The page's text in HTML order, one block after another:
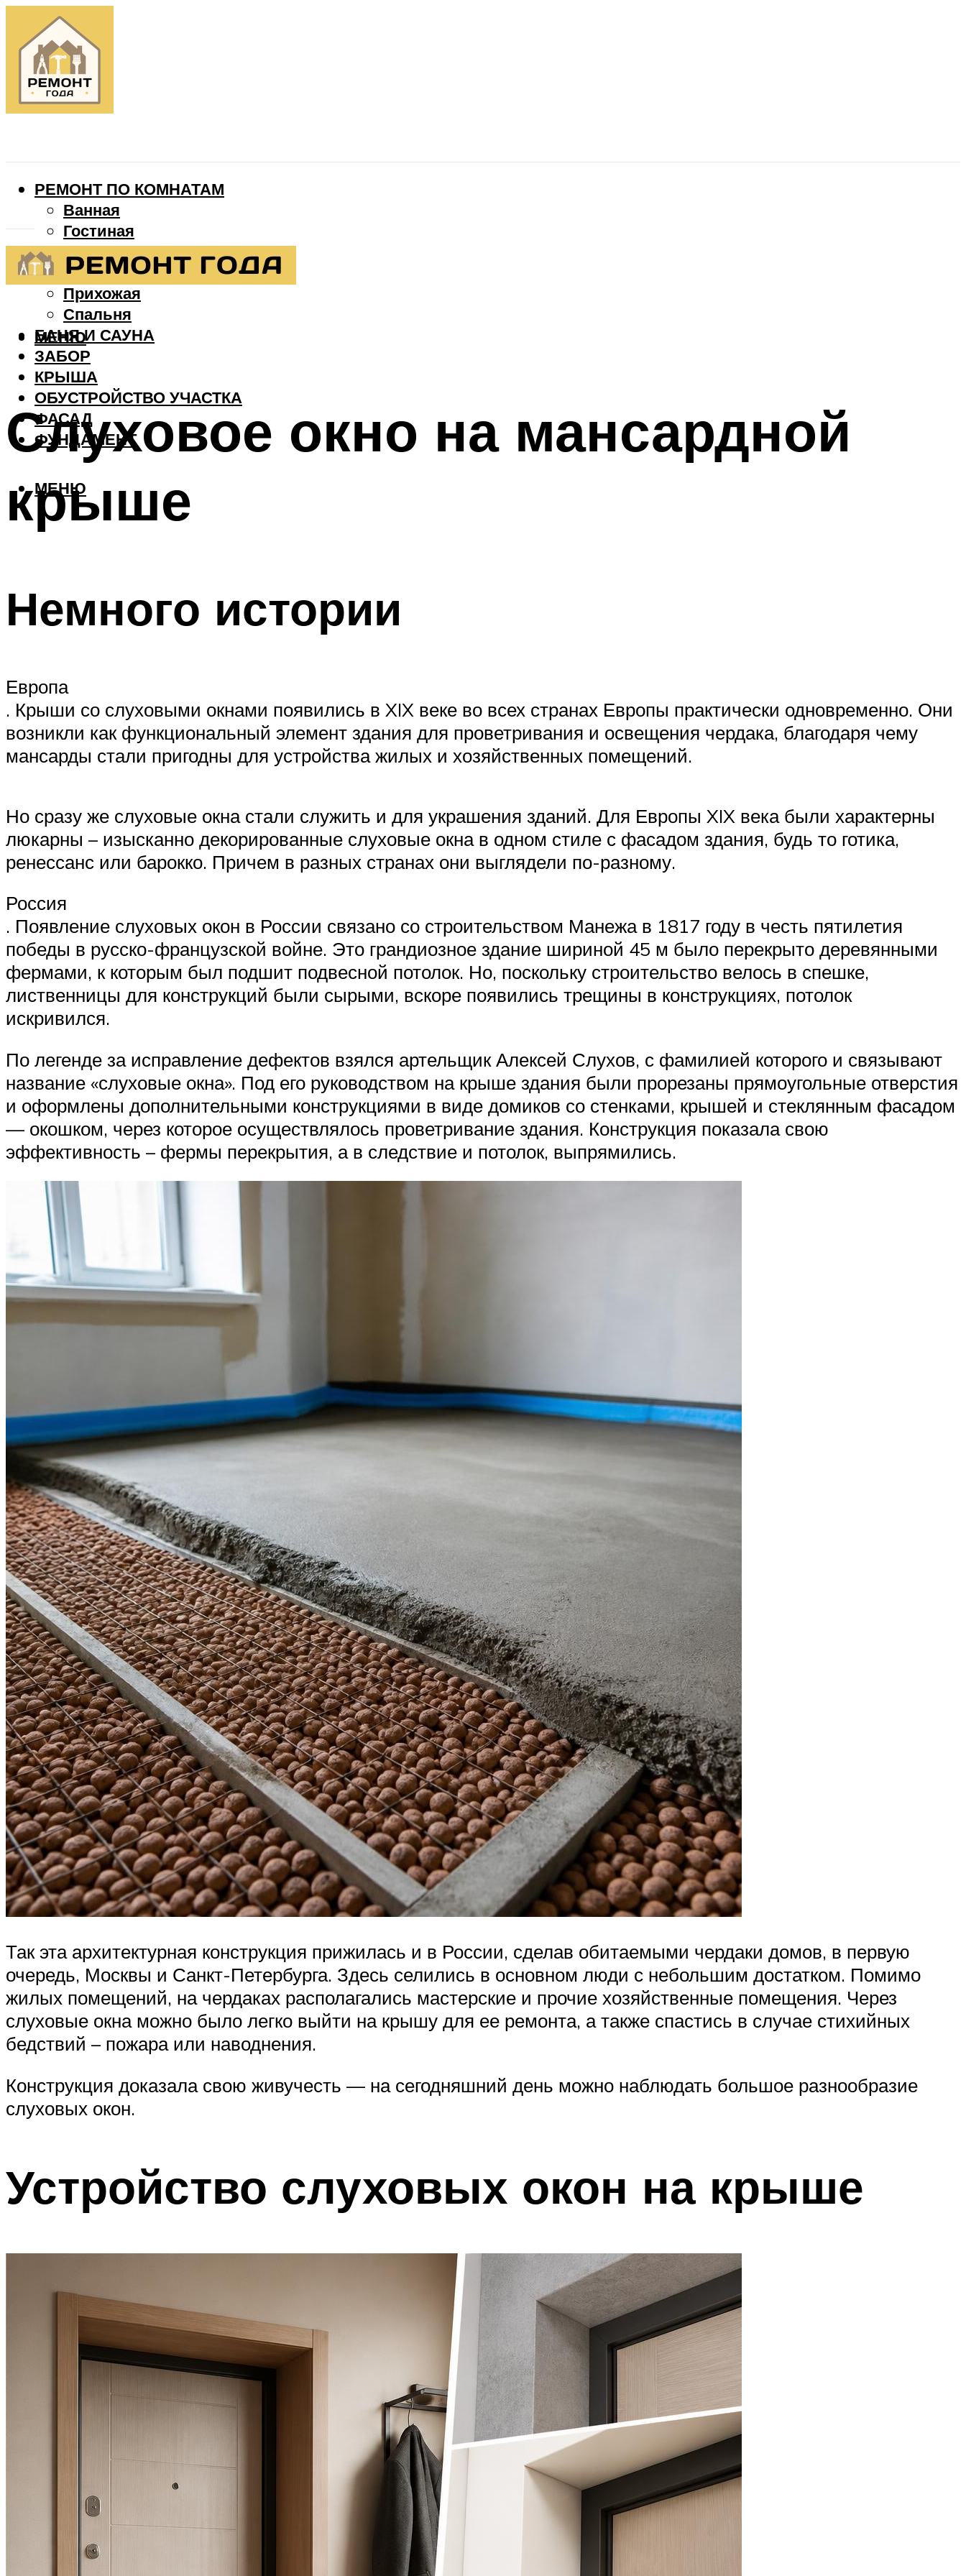
РЕМОНТ ПО КОМНАТАМ
Ванная
Гостиная
Детская
Кухня
Прихожая
Спальня
БАНЯ И САУНА
ЗАБОР
КРЫША
ОБУСТРОЙСТВО УЧАСТКА
ФАСАД
ФУНДАМЕНТ
МЕНЮ
МЕНЮ
Слуховое окно на мансардной
крыше
Немного истории
Европа
. Крыши со слуховыми окнами появились в XIX веке во всех странах Европы практически одновременно. Они
возникли как функциональный элемент здания для проветривания и освещения чердака, благодаря чему
мансарды стали пригодны для устройства жилых и хозяйственных помещений.
Но сразу же слуховые окна стали служить и для украшения зданий. Для Европы XIX века были характерны
люкарны – изысканно декорированные слуховые окна в одном стиле с фасадом здания, будь то готика,
ренессанс или барокко. Причем в разных странах они выглядели по-разному.
Россия
. Появление слуховых окон в России связано со строительством Манежа в 1817 году в честь пятилетия
победы в русско-французской войне. Это грандиозное здание шириной 45 м было перекрыто деревянными
фермами, к которым был подшит подвесной потолок. Но, поскольку строительство велось в спешке,
лиственницы для конструкций были сырыми, вскоре появились трещины в конструкциях, потолок
искривился.
По легенде за исправление дефектов взялся артельщик Алексей Слухов, с фамилией которого и связывают
название «слуховые окна». Под его руководством на крыше здания были прорезаны прямоугольные отверстия
и оформлены дополнительными конструкциями в виде домиков со стенками, крышей и стеклянным фасадом
— окошком, через которое осуществлялось проветривание здания. Конструкция показала свою
эффективность – фермы перекрытия, а в следствие и потолок, выпрямились.
Так эта архитектурная конструкция прижилась и в России, сделав обитаемыми чердаки домов, в первую
очередь, Москвы и Санкт-Петербурга. Здесь селились в основном люди с небольшим достатком. Помимо
жилых помещений, на чердаках располагались мастерские и прочие хозяйственные помещения. Через
слуховые окна можно было легко выйти на крышу для ее ремонта, а также спастись в случае стихийных
бедствий – пожара или наводнения.
Конструкция доказала свою живучесть — на сегодняшний день можно наблюдать большое разнообразие
слуховых окон.
Устройство слуховых окон на крыше